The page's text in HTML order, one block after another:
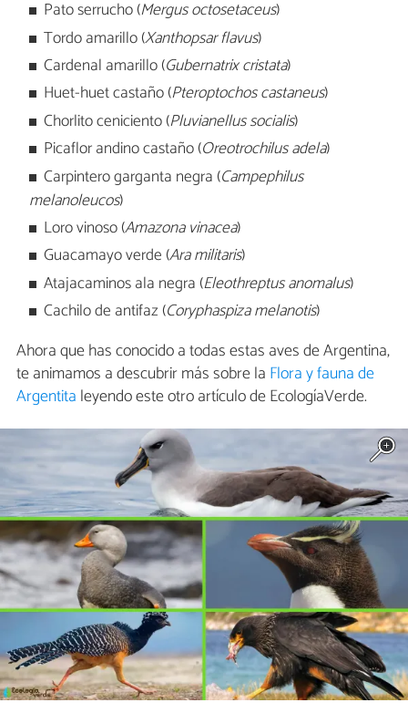
Pato serrucho (Mergus octosetaceus)
Tordo amarillo (Xanthopsar flavus)
Cardenal amarillo (Gubernatrix cristata)
Huet-huet castaño (Pteroptochos castaneus)
Chorlito ceniciento (Pluvianellus socialis)
Picaflor andino castaño (Oreotrochilus adela)
Carpintero garganta negra (Campephilus
melanoleucos)
Loro vinoso (Amazona vinacea)
Guacamayo verde (Ara militaris)
Atajacaminos ala negra (Eleothreptus anomalus)
Cachilo de antifaz (Coryphaspiza melanotis)
Ahora que has conocido a todas estas aves de Argentina,
te animamos a descubrir más sobre la Flora y fauna de
Argentita leyendo este otro artículo de EcologíaVerde.